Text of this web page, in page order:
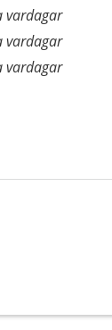
vardagar
vardagar
vardagar